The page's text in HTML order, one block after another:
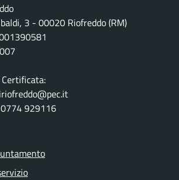
3 - 00020 Riofreddo (RM)
929116